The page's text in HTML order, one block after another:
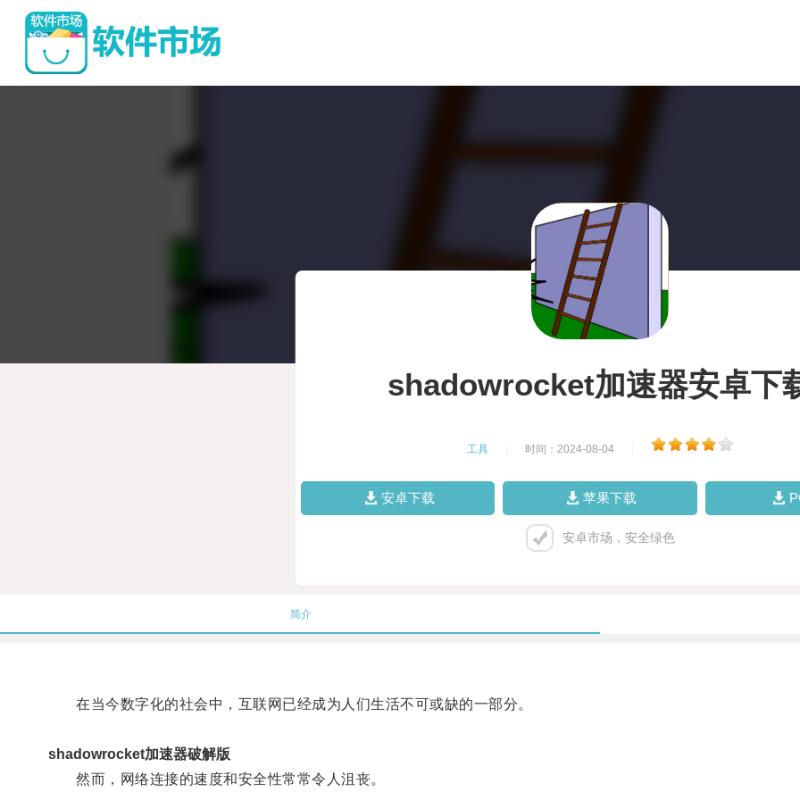
shadowrocket加速器安卓下
工具 时间：2024-08-04
安卓下载 苹果下载
安卓市场，安全绿色
简介
在当今数字化的社会中，互联网已经成为人们生活不可或缺的一部分。
shadowrocket加速器破解版
然而，网络连接的速度和安全性常常令人沮丧。